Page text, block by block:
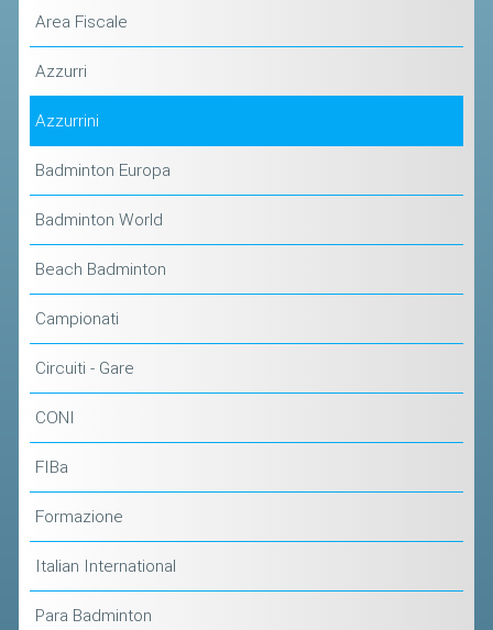
Area Fiscale
Azzurri
Azzurrini
Badminton Europa
Badminton World
Beach Badminton
Campionati
Circuiti - Gare
CONI
FIBa
Formazione
Italian International
Para Badminton